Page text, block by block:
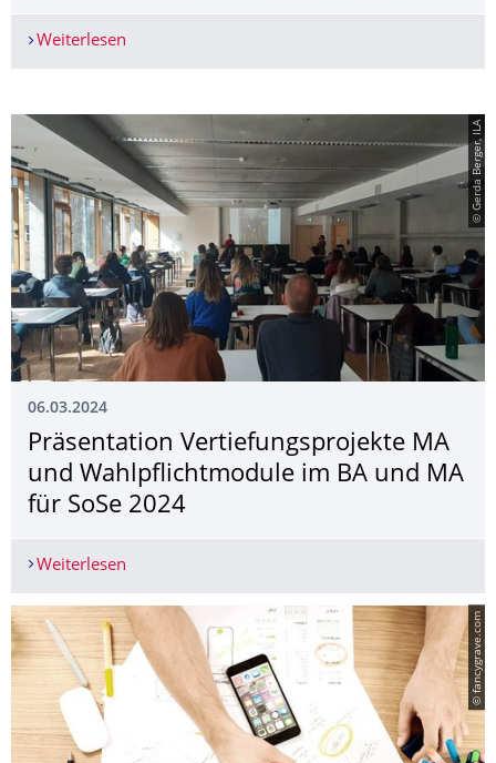
Weiterlesen
© Gerda Berger, ILA
06.03.2024
Präsentation Vertiefungsprojek­te MA
und Wahlpflichtmodule im BA und MA
für SoSe 2024
Weiterlesen
© fancygrave.com